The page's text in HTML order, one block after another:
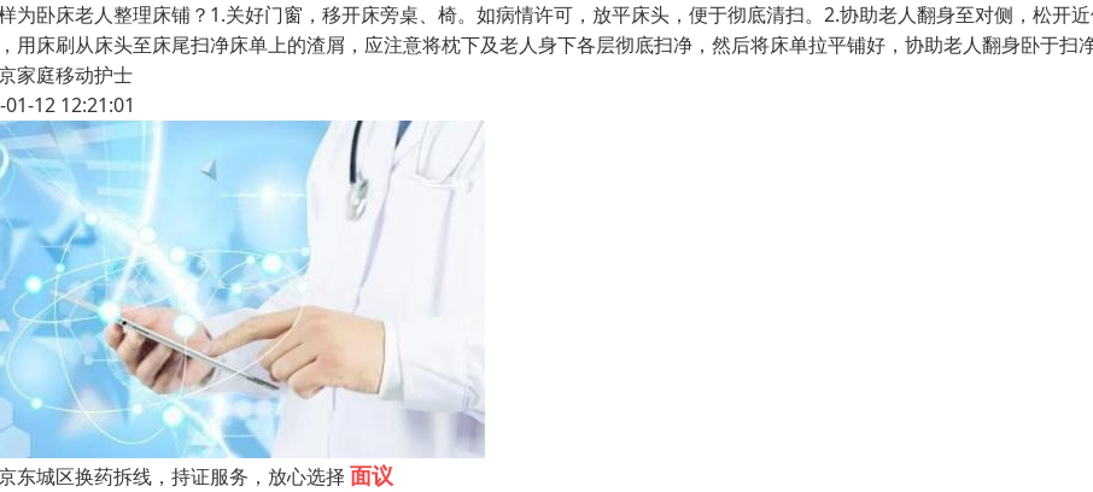
为卧床老人整理床铺？1.关好门窗，移开床旁桌、椅。如病情许可，放平床头，便于彻底清扫。2.协助老人翻身至对侧，松开
用床刷从床头至床尾扫净床单上的渣屑，应注意将枕下及老人身下各层彻底扫净，然后将床单拉平铺好，协助老人翻身卧于扫
家庭移动护士
01-12 12:21:01
东城区换药拆线，持证服务，放心选择 面议